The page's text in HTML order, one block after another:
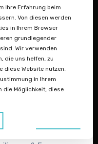
für digitale
ist wie
und
für
&
Ihre Erfahrung beim
Von diesen werden
in Ihrem Browser
grundlegender
Wir verwenden
die uns helfen, zu
diese Website nutzen.
in Ihrem
die Möglichkeit, diese